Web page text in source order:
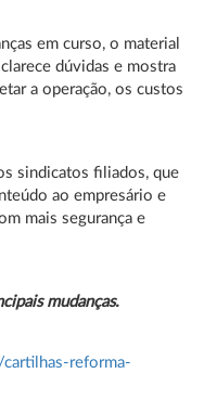
em curso, o material
dúvidas e mostra
a operação, os custos
sindicatos filiados, que
ao empresário e
mais segurança e
mudanças.
reforma-